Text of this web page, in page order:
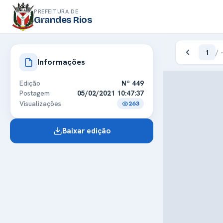
PREFEITURA DE
Grandes Rios
Informações
Edição
Nº 449
Postagem
05/02/2021 10:47:37
Visualizações
263
Baixar edição
1 / –